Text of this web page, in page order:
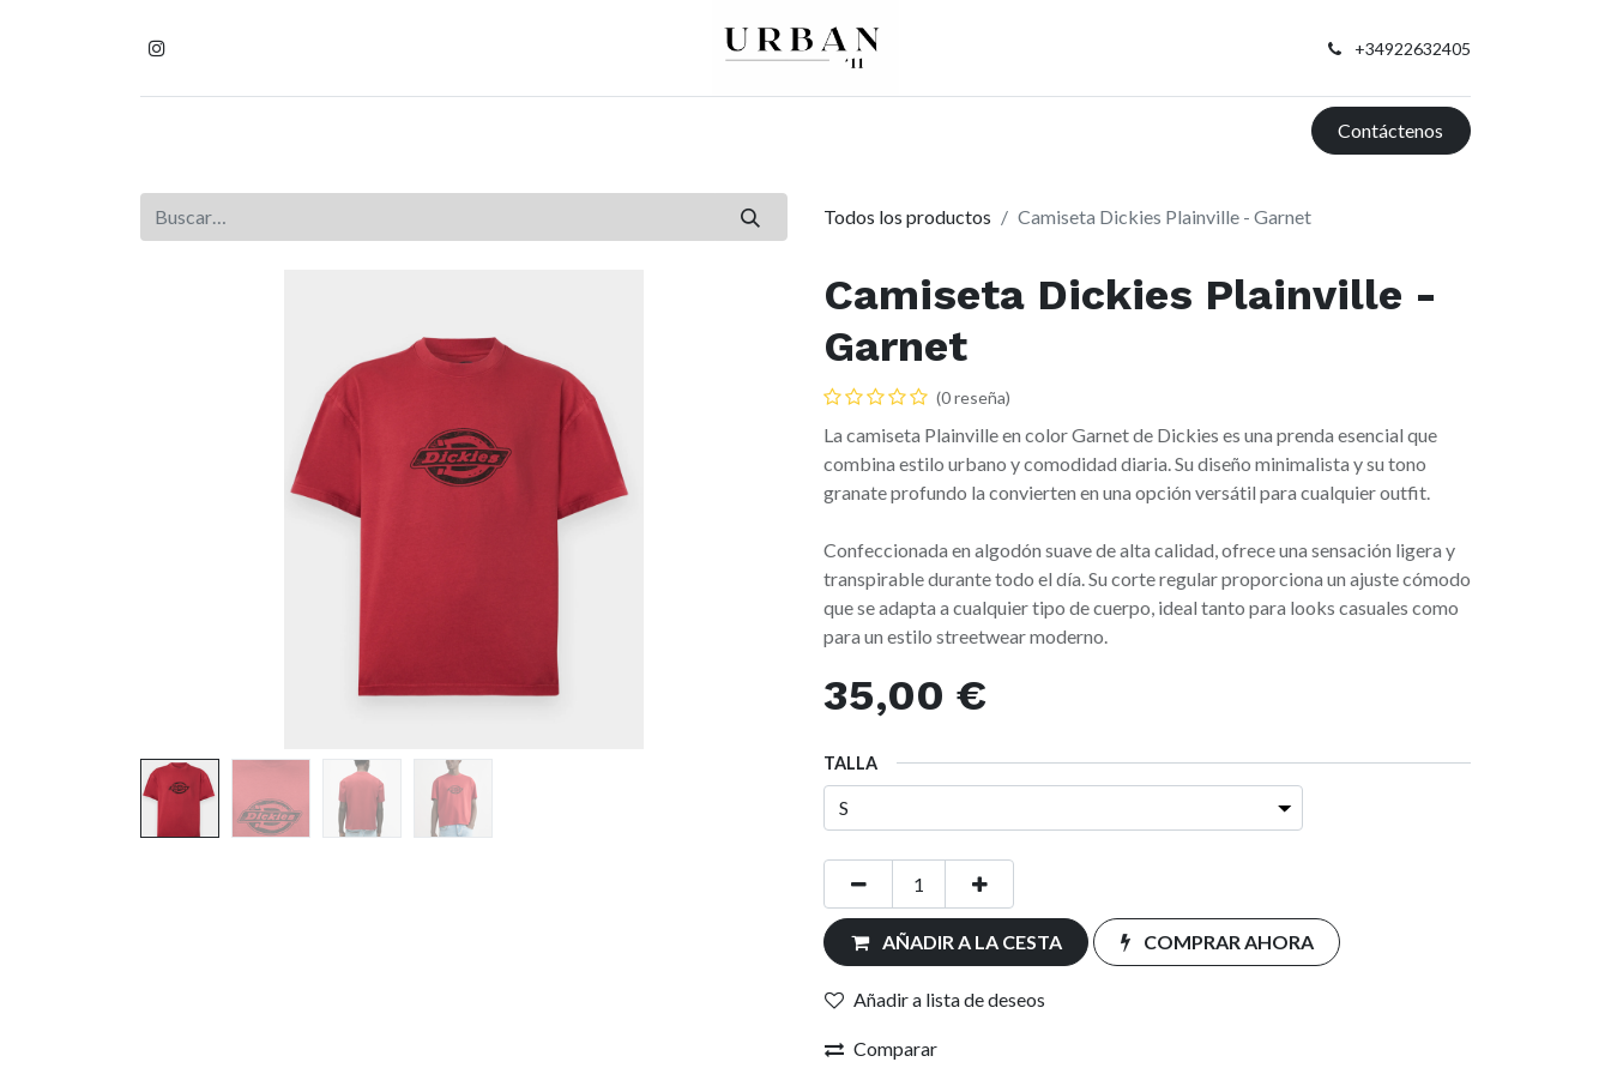
+34922632405
Contáctenos
Todos los productos Camiseta Dickies Plainville - Garnet
Camiseta Dickies Plainville -
Garnet
(0 reseña)
La camiseta Plainville en color Garnet de Dickies es una prenda esencial que
combina estilo urbano y comodidad diaria. Su diseño minimalista y su tono
granate profundo la convierten en una opción versátil para cualquier outfit.
Confeccionada en algodón suave de alta calidad, ofrece una sensación ligera y
transpirable durante todo el día. Su corte regular proporciona un ajuste cómodo
que se adapta a cualquier tipo de cuerpo, ideal tanto para looks casuales como
para un estilo streetwear moderno.
35,00 €
TALLA
AÑADIR A LA CESTA COMPRAR AHORA
Añadir a lista de deseos
Comparar